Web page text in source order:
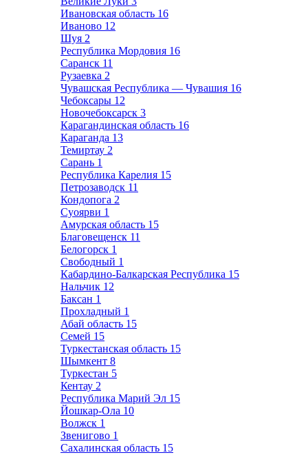
Ивановская область 16
Иваново 12
Шуя 2
Республика Мордовия 16
Саранск 11
Рузаевка 2
Чувашская Республика — Чувашия 16
Чебоксары 12
Новочебоксарск 3
Карагандинская область 16
Караганда 13
Темиртау 2
Сарань 1
Республика Карелия 15
Петрозаводск 11
Кондопога 2
Суоярви 1
Амурская область 15
Благовещенск 11
Белогорск 1
Свободный 1
Кабардино-Балкарская Республика 15
Нальчик 12
Баксан 1
Прохладный 1
Абай область 15
Семей 15
Туркестанская область 15
Шымкент 8
Туркестан 5
Кентау 2
Республика Марий Эл 15
Йошкар-Ола 10
Волжск 1
Звенигово 1
Сахалинская область 15